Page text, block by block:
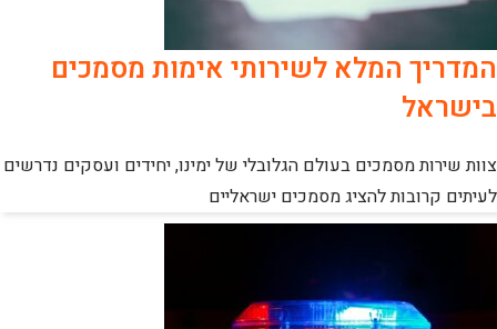
המדריך המלא לשירותי אימות מסמכים
בישראל
צוות שירות מסמכים בעולם הגלובלי של ימינו, יחידים ועסקים נדרשים
לעיתים קרובות להציג מסמכים ישראליים